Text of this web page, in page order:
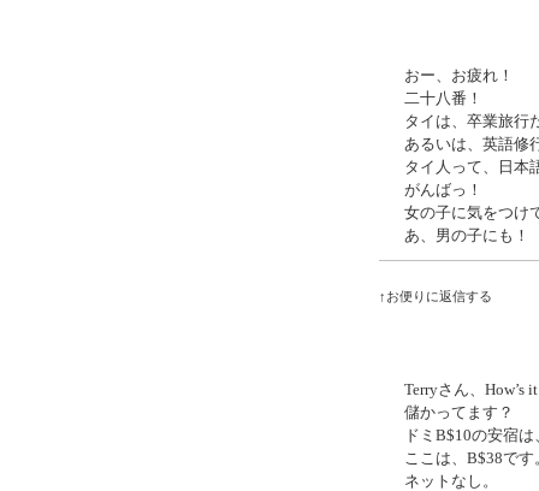
おー、お疲れ！
二十八番！
タイは、卒業旅行
あるいは、英語修
タイ人って、日本
がんばっ！
女の子に気をつけ
あ、男の子にも！
↑お便りに返信する
Terryさん、How’s
儲かってます？
ドミB$10の安宿
ここは、B$38です
ネットなし。